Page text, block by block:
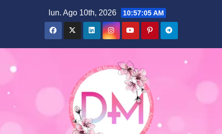
lun. Ago 10th, 2026 10:57:06 AM